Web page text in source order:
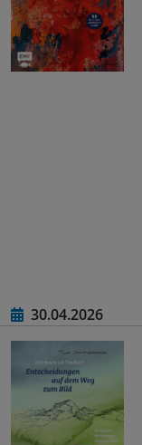
30.04.2026